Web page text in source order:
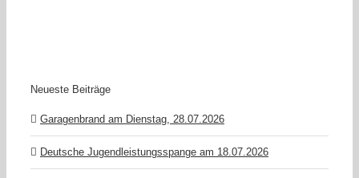
Neueste Beiträge
Garagenbrand am Dienstag, 28.07.2026
Deutsche Jugendleistungsspange am 18.07.2026